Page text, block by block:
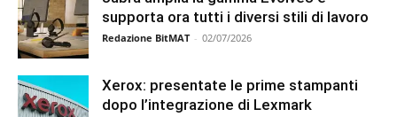
supporta ora tutti i diversi stili di lavoro
Redazione BitMAT - 02/07/2026
Xerox: presentate le prime stampanti
dopo l’integrazione di Lexmark